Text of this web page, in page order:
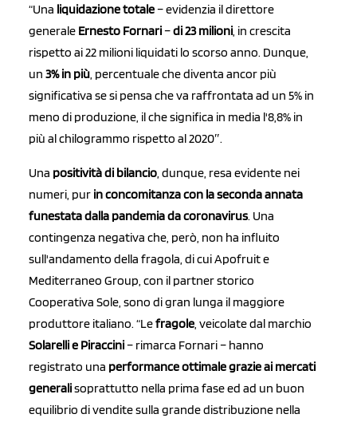
“Una liquidazione totale– evidenzia il direttore
generale Ernesto Fornari–di 23 milioni, in crescita
rispetto ai 22 milioni liquidati lo scorso anno. Dunque,
un 3% in più, percentuale che diventa ancor più
significativa se si pensa che va raffrontata ad un 5% in
meno di produzione, il che significa in media l'8,8% in
più al chilogrammo rispetto al 2020″.
Una positività di bilancio, dunque, resa evidente nei
numeri, pur in concomitanza con la seconda annata
funestata dalla pandemia da coronavirus. Una
contingenza negativa che, però, non ha influito
sull'andamento della fragola, di cui Apofruit e
Mediterraneo Group, con il partner storico
Cooperativa Sole, sono di gran lunga il maggiore
produttore italiano. “Lefragole, veicolate dal marchio
Solarelli e Piraccini– rimarca Fornari – hanno
registrato una performance ottimale grazie ai mercati
generalisoprattutto nella prima fase ed ad un buon
equilibrio di vendite sulla grande distribuzione nella